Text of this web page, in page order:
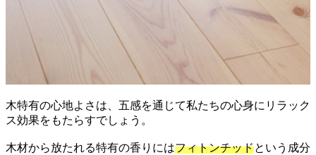
木特有の心地よさは、五感を通じて私たちの心身にリラック
ス効果をもたらすでしょう。
木材から放たれる特有の香りにはフィトンチッドという成分